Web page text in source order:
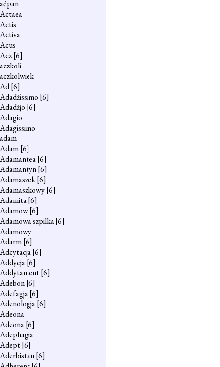
aćpan
Actaea
Actis
Activa
Acus
Acz[6]
aczkoli
aczkolwiek
Ad[6]
Adadżissimo [6]
Adadżjo [6]
Adagio
Adagissimo
adam
Adam[6]
Adamantea[6]
Adamantyn[6]
Adamaszek[6]
Adamaszkowy[6]
Adamita[6]
Adamow[6]
Adamowa szpilka[6]
Adamowy
Adarm[6]
Adcytacja[6]
Addycja[6]
Addytament[6]
Adebon[6]
Adefagja[6]
Adenologja[6]
Adeona
Adeona[6]
Adephagia
Adept[6]
Aderbistan[6]